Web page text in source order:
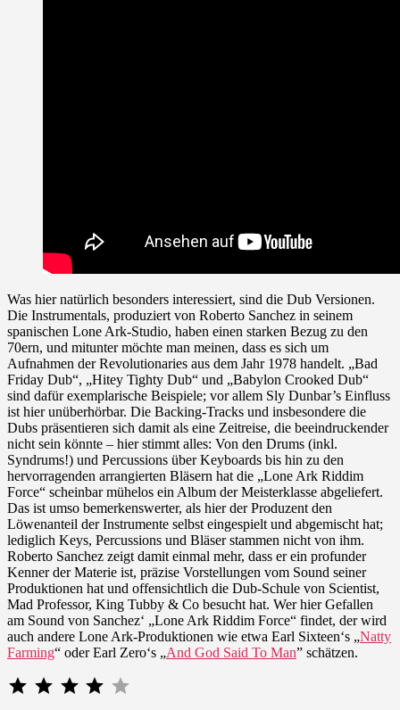
Was hier natürlich besonders interessiert, sind die Dub Versionen.
Die Instrumentals, produziert von Roberto Sanchez in seinem
spanischen Lone Ark-Studio, haben einen starken Bezug zu den
70ern, und mitunter möchte man meinen, dass es sich um
Aufnahmen der Revolutionaries aus dem Jahr 1978 handelt. „Bad
Friday Dub“, „Hitey Tighty Dub“ und „Babylon Crooked Dub“
sind dafür exemplarische Beispiele; vor allem Sly Dunbar’s Einfluss
ist hier unüberhörbar. Die Backing-Tracks und insbesondere die
Dubs präsentieren sich damit als eine Zeitreise, die beeindruckender
nicht sein könnte – hier stimmt alles: Von den Drums (inkl.
Syndrums!) und Percussions über Keyboards bis hin zu den
hervorragenden arrangierten Bläsern hat die „Lone Ark Riddim
Force“ scheinbar mühelos ein Album der Meisterklasse abgeliefert.
Das ist umso bemerkenswerter, als hier der Produzent den
Löwenanteil der Instrumente selbst eingespielt und abgemischt hat;
lediglich Keys, Percussions und Bläser stammen nicht von ihm.
Roberto Sanchez zeigt damit einmal mehr, dass er ein profunder
Kenner der Materie ist, präzise Vorstellungen vom Sound seiner
Produktionen hat und offensichtlich die Dub-Schule von Scientist,
Mad Professor, King Tubby & Co besucht hat. Wer hier Gefallen
am Sound von Sanchez‘ „Lone Ark Riddim Force“ findet, der wird
auch andere Lone Ark-Produktionen wie etwa Earl Sixteen‘s „Natty
Farming“ oder Earl Zero‘s „And God Said To Man” schätzen.
⭐ ⭐